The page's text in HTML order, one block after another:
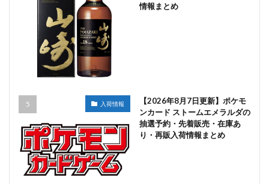
情報まとめ
入荷情報
【2026年8月7日更新】ポケモ
ンカード ストームエメラルダの
抽選予約・先着販売・在庫あ
り・再販入荷情報まとめ